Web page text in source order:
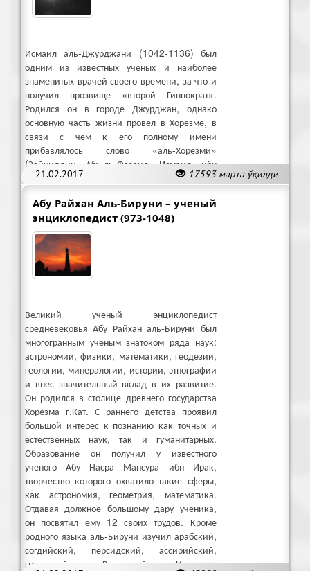
21.02.2017 17593 марта ўқилди
Исмаил аль-Джурджани (1042-1136) был
одним из известных ученых и наиболее
знаменитых врачей своего времени, за что и
получил прозвище «второй Гиппократ».
Родился он в городе Джурджан, однако
основную часть жизни провел в Хорезме, в
связи с чем к его полному имени
прибавлялось слово «аль-Хорезми»
(Зайниддин Абу-ль-Фазаил Исмаил ибн
Хусайн аль-Джурджани аль-Хорезми).
Абу Райхан Аль-Бируни – ученый
энциклопедист (973-1048)
Великий ученый энциклопедист
средневековья Абу Райхан аль-Бируни был
многогранным ученым знатоком ряда наук:
астрономии, физики, математики, геодезии,
геологии, минералогии, истории, этнографии
и внес значительный вклад в их развитие.
Он родился в столице древнего государства
Хорезма г.Кат. С раннего детства проявил
большой интерес к познанию как точных и
естественных наук, так и гуманитарных.
Образование он получил у известного
ученого Абу Насра Мансура ибн Ирак,
творчество которого охватило такие сферы,
как астрономия, геометрия, математика.
Отдавая должное большому дару ученика,
он посвятил ему 12 своих трудов. Кроме
родного языка аль-Бируни изучил арабский,
согдийский, персидский, ассирийский,
греческий языки. В дальнейшем в Индии он